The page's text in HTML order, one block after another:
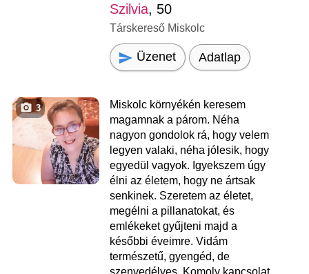
Szilvia, 50
Társkereső Miskolc
Üzenet Adatlap
3
Miskolc környékén keresem
magamnak a párom. Néha
nagyon gondolok rá, hogy velem
legyen valaki, néha jólesik, hogy
egyedül vagyok. Igyekszem úgy
élni az életem, hogy ne ártsak
senkinek. Szeretem az életet,
megélni a pillanatokat, és
emlékeket gyűjteni majd a
későbbi éveimre. Vidám
természetű, gyengéd, de
szenvedélyes. Komoly kapcsolat